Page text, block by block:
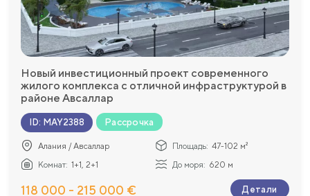
Новый инвестиционный проект современного
жилого комплекса с отличной инфраструктурой в
районе Авсаллар
ID: MAY2388 Рассрочка
Алания / Авсаллар Площадь: 47-102 м²
Комнат: 1+1, 2+1 До моря: 620 м
118 000 - 215 000 € Детали